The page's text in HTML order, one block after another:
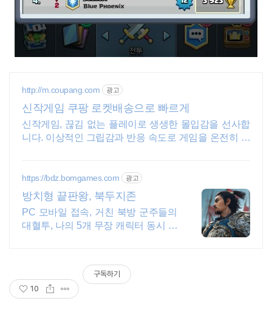
http://m.coupang.com 광고
신작게임 쿠팡 로켓배송으로 빠르게
신작게임, 끊김 없는 플레이로 생생한 몰입감을 선사합
니다. 이상적인 그립감과 반응 속도로 게임을 온전히 지
https://bdz.bomgames.com 광고
방치형 끝판왕, 북두지존
PC 모바일 접속, 거친 북방 군주들의
대혈투, 나의 5개 무장 캐릭터 동시 전
10
구독하기